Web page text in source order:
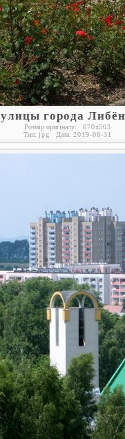
улицы города
Розмір оригіналу: 670x503
Тип: jpg Дата: 2019-08-31